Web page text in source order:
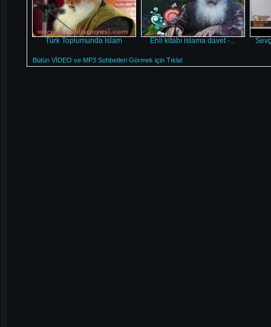
Türk Toplumunda İslam Ehli kitabı islama davet -...
Bütün VİDEO ve MP3 Sohbetleri Görmek için Tıkla!